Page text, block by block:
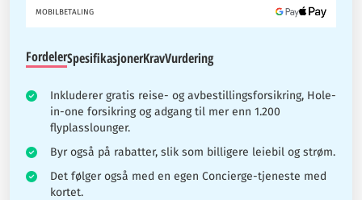
MOBILBETALING
FordelerSpesifikasjonerKravVurdering
Inkluderer gratis reise- og avbestillingsforsikring, Hole-
in-one forsikring og adgang til mer enn 1.200
flyplasslounger.
Byr også på rabatter, slik som billigere leiebil og strøm.
Det følger også med en egen Concierge-tjeneste med
kortet.